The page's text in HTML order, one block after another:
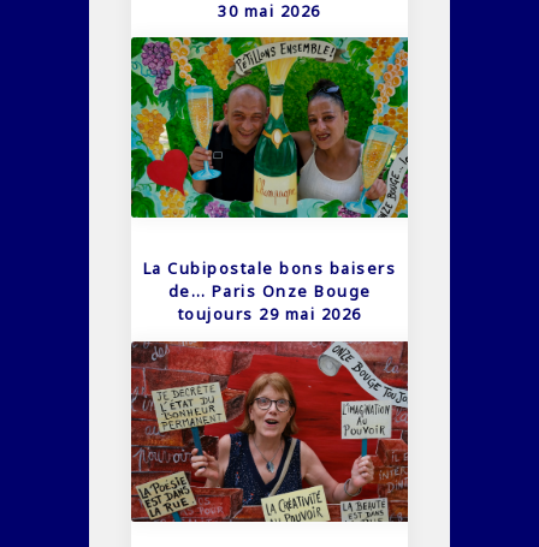
30 mai 2026
La Cubipostale bons baisers
de… Paris Onze Bouge
toujours 29 mai 2026